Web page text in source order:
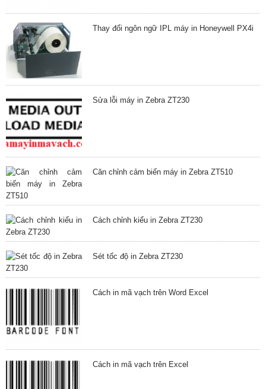
Thay đổi ngôn ngữ IPL máy in Honeywell PX4i
Sửa lỗi máy in Zebra ZT230
Căn chỉnh cảm biến máy in Zebra ZT510
Cách chỉnh kiểu in Zebra ZT230
Sét tốc độ in Zebra ZT230
Cách in mã vạch trên Word Excel
Cách in mã vạch trên Excel